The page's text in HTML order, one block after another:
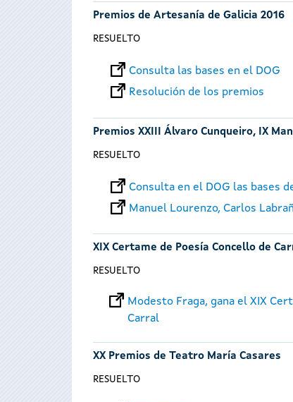
Premios de Artesanía de Galicia 2016
RESUELTO
Consulta las bases en el DOG
Resolución de los premios
Premios XXIII Álvaro Cunqueiro, IX
RESUELTO
Consulta en el DOG las bases
Manuel Lourenzo, Carlos
XIX Certame de Poesía Concello de
RESUELTO
Modesto Fraga, gana el XIX
Carral
XX Premios de Teatro María Casares
RESUELTO